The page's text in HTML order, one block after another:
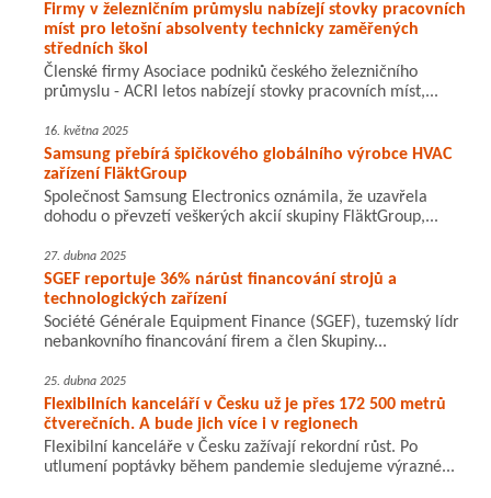
Firmy v železničním průmyslu nabízejí stovky pracovních
míst pro letošní absolventy technicky zaměřených
středních škol
Členské firmy Asociace podniků českého železničního
průmyslu - ACRI letos nabízejí stovky pracovních míst,...
16. května 2025
Samsung přebírá špičkového globálního výrobce HVAC
zařízení FläktGroup
Společnost Samsung Electronics oznámila, že uzavřela
dohodu o převzetí veškerých akcií skupiny FläktGroup,...
27. dubna 2025
SGEF reportuje 36% nárůst financování strojů a
technologických zařízení
Société Générale Equipment Finance (SGEF), tuzemský lídr
nebankovního financování firem a člen Skupiny...
25. dubna 2025
Flexibilních kanceláří v Česku už je přes 172 500 metrů
čtverečních. A bude jich více i v regionech
Flexibilní kanceláře v Česku zažívají rekordní růst. Po
utlumení poptávky během pandemie sledujeme výrazné...